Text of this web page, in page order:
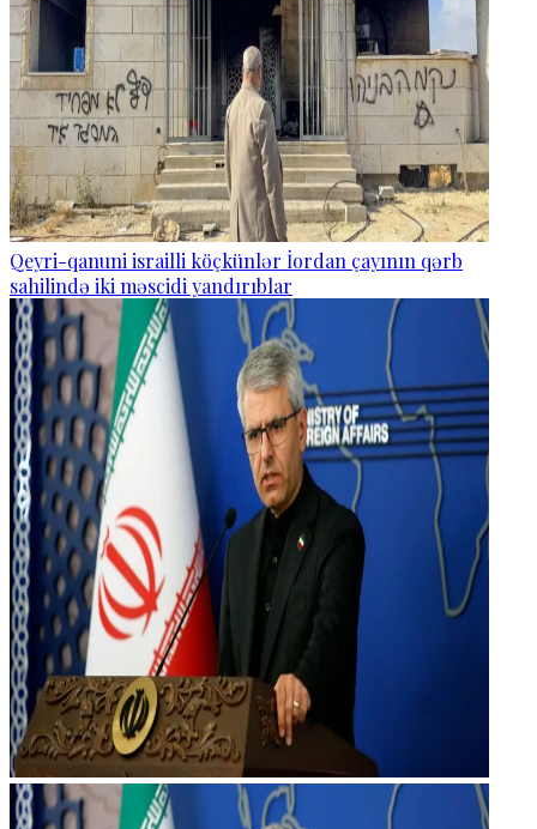
Qeyri-qanuni israilli köçkünlər İordan çayının qərb
sahilində iki məscidi yandırıblar